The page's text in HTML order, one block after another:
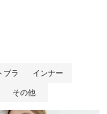
ブラ インナー
その他